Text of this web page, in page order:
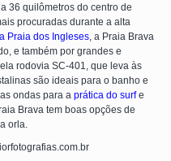
36 quilômetros do centro de
procuradas durante a alta
Praia dos Ingleses , a Praia Brava
e também por grandes e
rodovia SC-401, que leva às
são ideais para o banho e
ondas para a prática do surfe
Brava tem boas opções de
orla.